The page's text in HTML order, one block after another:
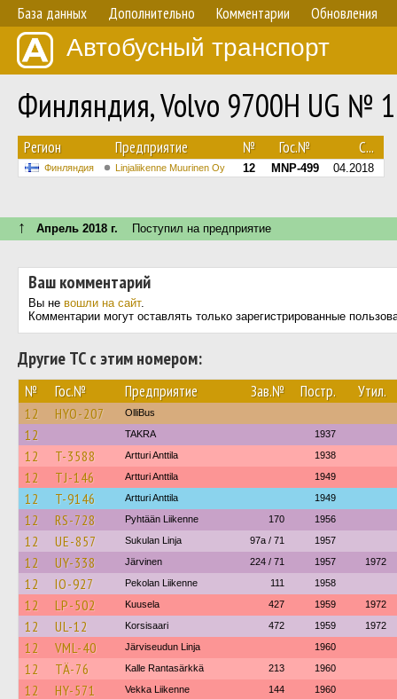
База данных Дополнительно Комментарии Обновления
Автобусный транспорт
Финляндия, Volvo 9700H UG №
Регион Предприятие № Гос.№ С...
Финляндия Linjaliikenne Muurinen Oy 12 MNP-499 04.2018
↑ Апрель 2018 г. Поступил на предприятие
Ваш комментарий
Вы не вошли на сайт.
Комментарии могут оставлять только зарегистрированные
Другие ТС с этим номером:
№ Гос.№ Предприятие Зав.№ Постр. Утил.
12 HYO-207 OlliBus
12 TAKRA 1937
12 T-3588 Artturi Anttila 1938
12 TJ-146 Artturi Anttila 1949
12 T-9146 Artturi Anttila 1949
12 RS-728 Pyhtään Liikenne 170 1956
12 UE-857 Sukulan Linja 97a / 71 1957
12 UY-338 Järvinen 224 / 71 1957 1972
12 IO-927 Pekolan Liikenne 111 1958
12 LP-502 Kuusela 427 1959 1972
12 UL-12 Korsisaari 472 1959 1972
12 VML-40 Järviseudun Linja 1960
12 TÄ-76 Kalle Rantasärkkä 213 1960
12 HY-571 Vekka Liikenne 144 1960